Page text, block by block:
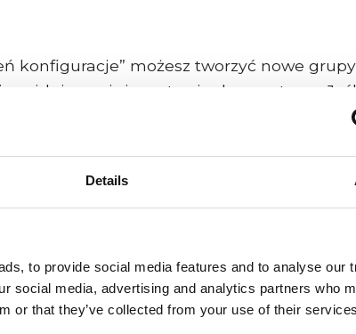
Details
to provide social media features and to analyse our
social media, advertising and analytics partners who
or that they’ve collected from your use of their
konfiguracje” możesz tworzyć nowe
się na twoim komputerze.
zdjęcia dostosowane do określonego
modyfikacji, znajdziesz na dole listy
to Friday, from 8:00 AM to 5:00 PM,
of urgent matters, please add the word
flagged as high priority and, after an